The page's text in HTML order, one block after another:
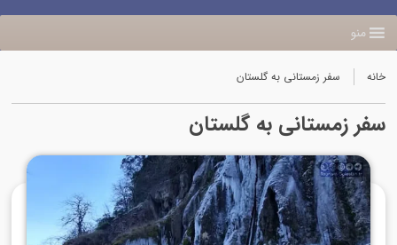
منو
خانه سفر زمستانی به گلستان
سفر زمستانی به گلستان